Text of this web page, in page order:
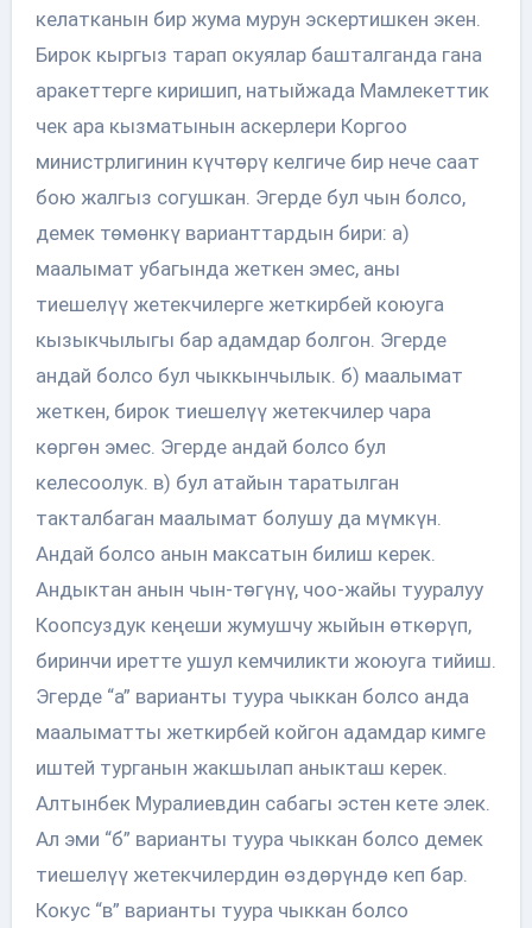
келатканын бир жума мурун эскертишкен экен.
Бирок кыргыз тарап окуялар башталганда гана
аракеттерге киришип, натыйжада Мамлекеттик
чек ара кызматынын аскерлери Коргоо
министрлигинин күчтөрү келгиче бир нече саат
бою жалгыз согушкан. Эгерде бул чын болсо,
демек төмөнкү варианттардын бири: а)
маалымат убагында жеткен эмес, аны
тиешелүү жетекчилерге жеткирбей коюуга
кызыкчылыгы бар адамдар болгон. Эгерде
андай болсо бул чыккынчылык. б) маалымат
жеткен, бирок тиешелүү жетекчилер чара
көргөн эмес. Эгерде андай болсо бул
келесоолук. в) бул атайын таратылган
такталбаган маалымат болушу да мүмкүн.
Андай болсо анын максатын билиш керек.
Андыктан анын чын-төгүнү, чоо-жайы тууралуу
Коопсуздук кеңеши жумушчу жыйын өткөрүп,
биринчи иретте ушул кемчиликти жоюуга тийиш.
Эгерде “а” варианты туура чыккан болсо анда
маалыматты жеткирбей койгон адамдар кимге
иштей турганын жакшылап аныкташ керек.
Алтынбек Муралиевдин сабагы эстен кете элек.
Ал эми “б” варианты туура чыккан болсо демек
тиешелүү жетекчилердин өздөрүндө кеп бар.
Кокус “в” варианты туура чыккан болсо